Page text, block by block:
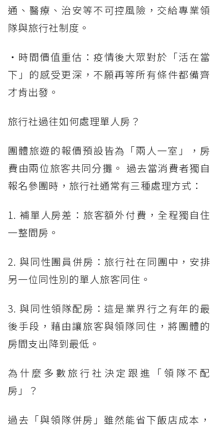
通、醫療、治安等不可控風險，交給專業領
隊與旅行社制度。
・時間價值重估：疫情後大眾對於「活在當
下」的感受更深，不願再等所有條件都備齊
才肯出發。
旅行社過往如何處理單人房？
團體旅遊的報價預設皆為「兩人一室」，房
費由兩位旅客共同分攤。 過去當消費者獨自
報名參團時，旅行社通常有三種處理方式：
1. 補單人房差：旅客額外付費，全程獨自住
一整間房。
2. 與同性團員併房：旅行社在同團中，安排
另一位同性別的單人旅客同住。
3. 與同性領隊配房：這是業界行之有年的最
後手段，藉由讓旅客與領隊同住，將團體的
房間支出降到最低。
為什麼多數旅行社決定跟進「領隊不配
房」？
過去「與領隊併房」雖然能省下飯店成本，